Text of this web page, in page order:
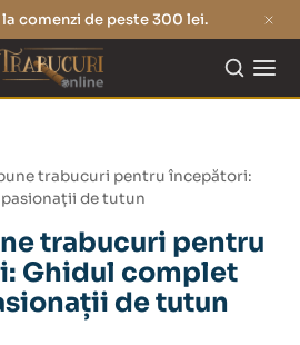
comenzi de peste 300 lei.
trabucuri pentru începători:
de tutun
trabucuri pentru
Ghidul complet
de tutun